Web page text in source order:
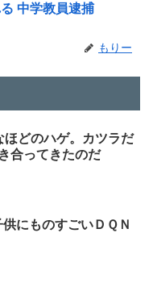
中学教員逮捕
もりー
どのハゲ。カツラだ
合ってきたのだ
にものすごいＤＱＮ